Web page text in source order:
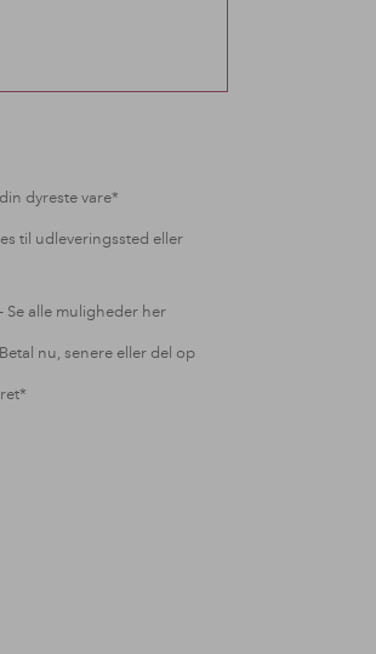
dyreste vare*
til udleveringssted eller
Se alle muligheder her
nu, senere eller del op